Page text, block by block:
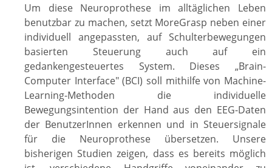
Um diese Neuroprothese im alltäglichen Leben
benutzbar zu machen, setzt MoreGrasp neben einer
individuell angepassten, auf Schulterbewegungen
basierten Steuerung auch auf ein
gedankengesteuertes System. Dieses „Brain-
Computer Interface" (BCI) soll mithilfe von Machine-
Learning-Methoden die individuelle
Bewegungsintention der Hand aus den EEG-Daten
der BenutzerInnen erkennen und in Steuersignale
für die Neuroprothese übersetzen. Unsere
bisherigen Studien zeigen, dass es bereits möglich